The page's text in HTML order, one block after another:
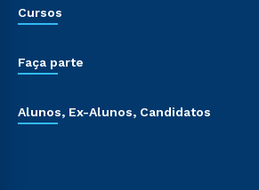
Cursos
Faça parte
Alunos, Ex-Alunos, Candidatos